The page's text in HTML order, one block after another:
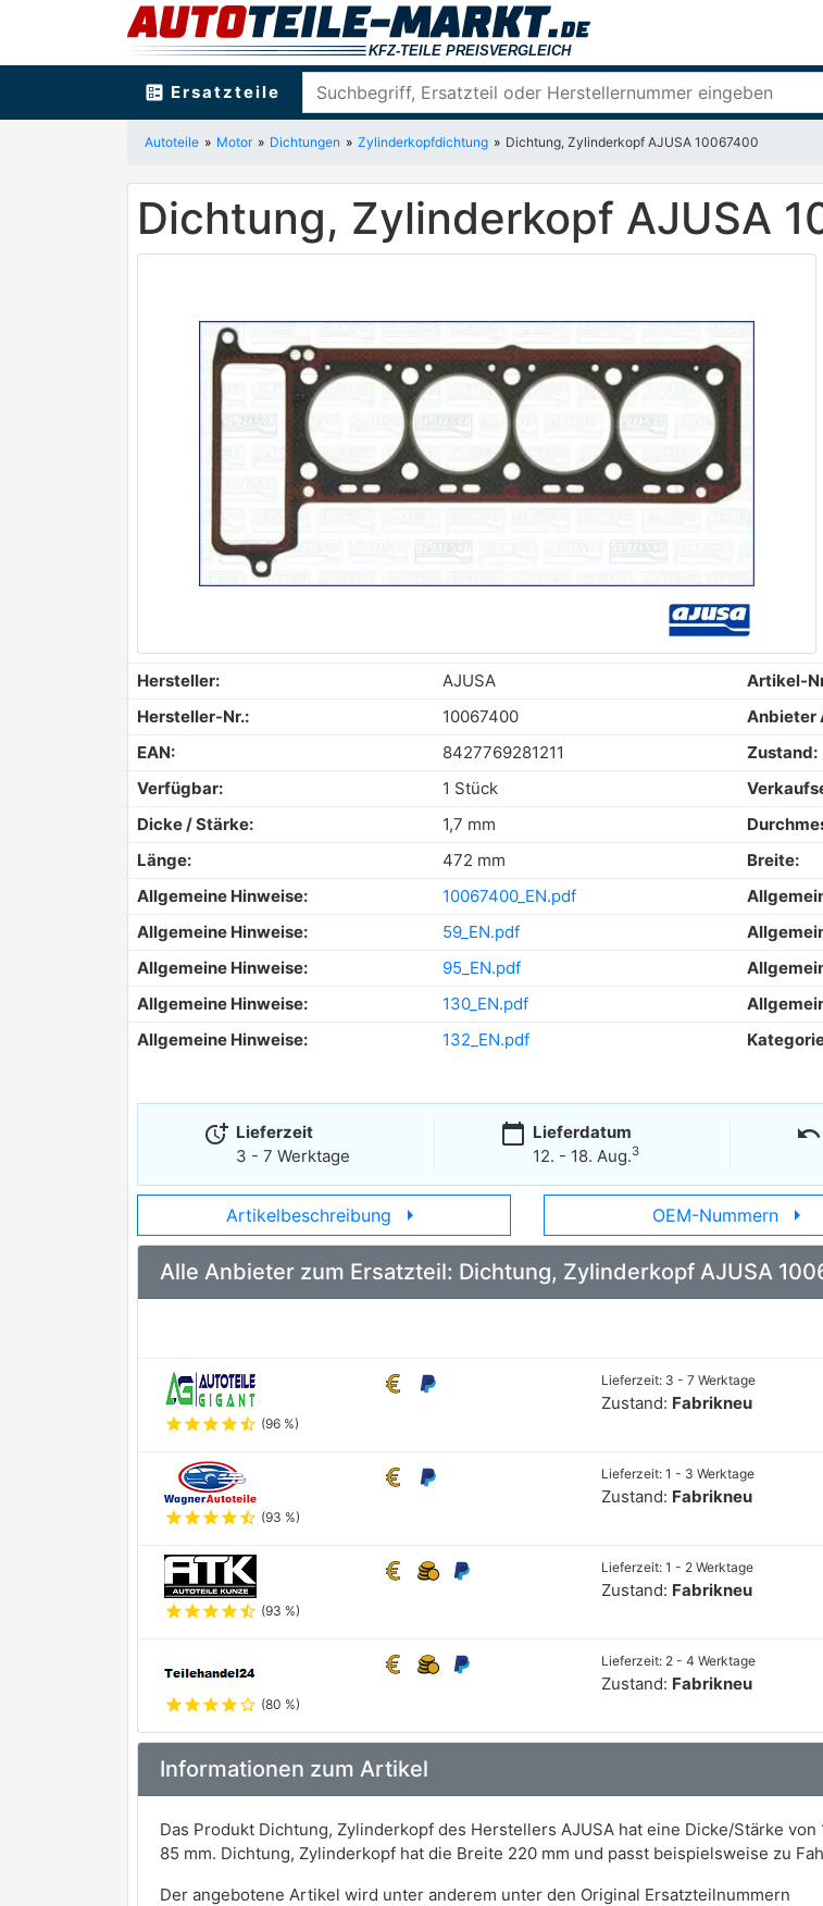
ballot Ersatzteile
Autoteile Motor Dichtungen Zylinderkopfdichtung Dichtung, Zylinderkopf AJUSA 10067400
Dichtung, Zylinderkopf AJUSA
Hersteller: AJUSA Artikel-
Hersteller-Nr.:
10067400 Anbieter
EAN:
8427769281211 Zustand:
Verfügbar:
1 Stück
Dicke / Stärke:
1,7 mm
Länge:
472 mm Breite:
Allgemeine Hinweise:
10067400_EN.pdf
Allgemeine Hinweise:
59_EN.pdf
Allgemeine Hinweise:
95_EN.pdf
Allgemeine Hinweise:
130_EN.pdf
Allgemeine Hinweise:
132_EN.pdf
more_time Lieferzeit
3 - 7 Werktage
calendar_today Lieferdatum
12. - 18. Aug.3
undo
Artikelbeschreibung arrow_right OEM-Nummern arrow_right
Alle Anbieter zum Ersatzteil: Dichtung, Zylinderkopf AJUSA
starstarstarstarstar_half (96 %)
Lieferzeit: 3 - 7 Werktage
Zustand: Fabrikneu
starstarstarstarstar_half (93 %)
Lieferzeit: 1 - 3 Werktage
Zustand: Fabrikneu
starstarstarstarstar_half (93 %)
Lieferzeit: 1 - 2 Werktage
Zustand: Fabrikneu
starstarstarstarstar_outline (80 %)
Lieferzeit: 2 - 4 Werktage
Zustand: Fabrikneu
Informationen zum Artikel
Das Produkt Dichtung, Zylinderkopf des Herstellers AJUSA hat eine Dicke/Stärke
85 mm. Dichtung, Zylinderkopf hat die Breite 220 mm und passt beispielsweise zu
Der angebotene Artikel wird unter anderem unter den Original Ersatzteilnummern